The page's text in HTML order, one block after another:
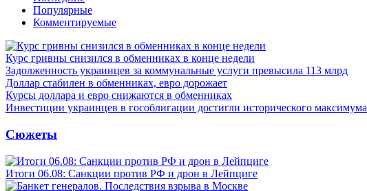
Популярные
Комментируемые
Курс гривны снизился в обменниках в конце недели
Задолженность украинцев за коммунальные услуги превысила 113 млрд
Доллар стабилен в обменниках, евро дорожает
Курсы доллара и евро снижаются в обменниках
Инвестиции украинцев в гособлигации достигли исторического максимума
Сюжеты
Итоги 06.08: Санкции против РФ и дрон в Лейпциге